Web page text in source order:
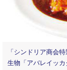
「シンドリア商会
生物「アバレイッ